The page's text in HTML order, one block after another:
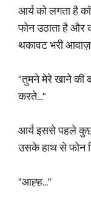
आर्य को लगता है
फोन उठाता है और
थकावट भरी
"तुमने मेरे खाने की
करते..."
आर्य इससे पहले कुछ
उसके हाथ से फोन
"आह्ह..."